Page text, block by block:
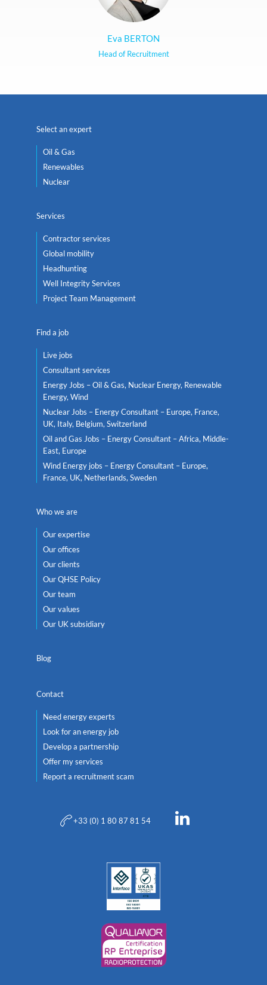
Eva BERTON
Head of Recruitment
Select an expert
Oil & Gas
Renewables
Nuclear
Services
Contractor services
Global mobility
Headhunting
Well Integrity Services
Project Team Management
Find a job
Live jobs
Consultant services
Energy Jobs – Oil & Gas, Nuclear Energy, Renewable
Energy, Wind
Nuclear Jobs – Energy Consultant – Europe, France,
UK, Italy, Belgium, Switzerland
Oil and Gas Jobs – Energy Consultant – Africa, Middle-
East, Europe
Wind Energy jobs – Energy Consultant – Europe,
France, UK, Netherlands, Sweden
Who we are
Our expertise
Our offices
Our clients
Our QHSE Policy
Our team
Our values
Our UK subsidiary
Blog
Contact
Need energy experts
Look for an energy job
Develop a partnership
Offer my services
Report a recruitment scam
+33 (0) 1 80 87 81 54